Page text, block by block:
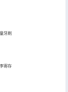
牙刷
寄存